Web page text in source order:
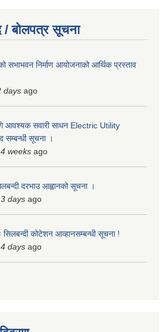
/ बोलपत्र सूचना
सभाभवन निर्माण आयोजनाको आर्थिक प्रस्ताव
days ago
आवश्यक सवारी साधन Electric Utility
सूचना ।
weeks ago
दरभाउ आह्वानको सूचना ।
days ago
सिलबन्दी कोटेशन आव्हानसम्बन्धी सूचना !
days ago